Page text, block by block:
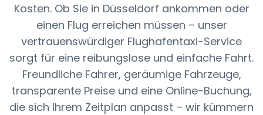
Kosten. Ob Sie in Düsseldorf ankommen oder
einen Flug erreichen müssen – unser
vertrauenswürdiger Flughafentaxi-Service
sorgt für eine reibungslose und einfache Fahrt.
Freundliche Fahrer, geräumige Fahrzeuge,
transparente Preise und eine Online-Buchung,
die sich Ihrem Zeitplan anpasst – wir kümmern